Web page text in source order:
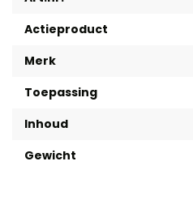
Actieproduct
Merk
Toepassing
Inhoud
Gewicht